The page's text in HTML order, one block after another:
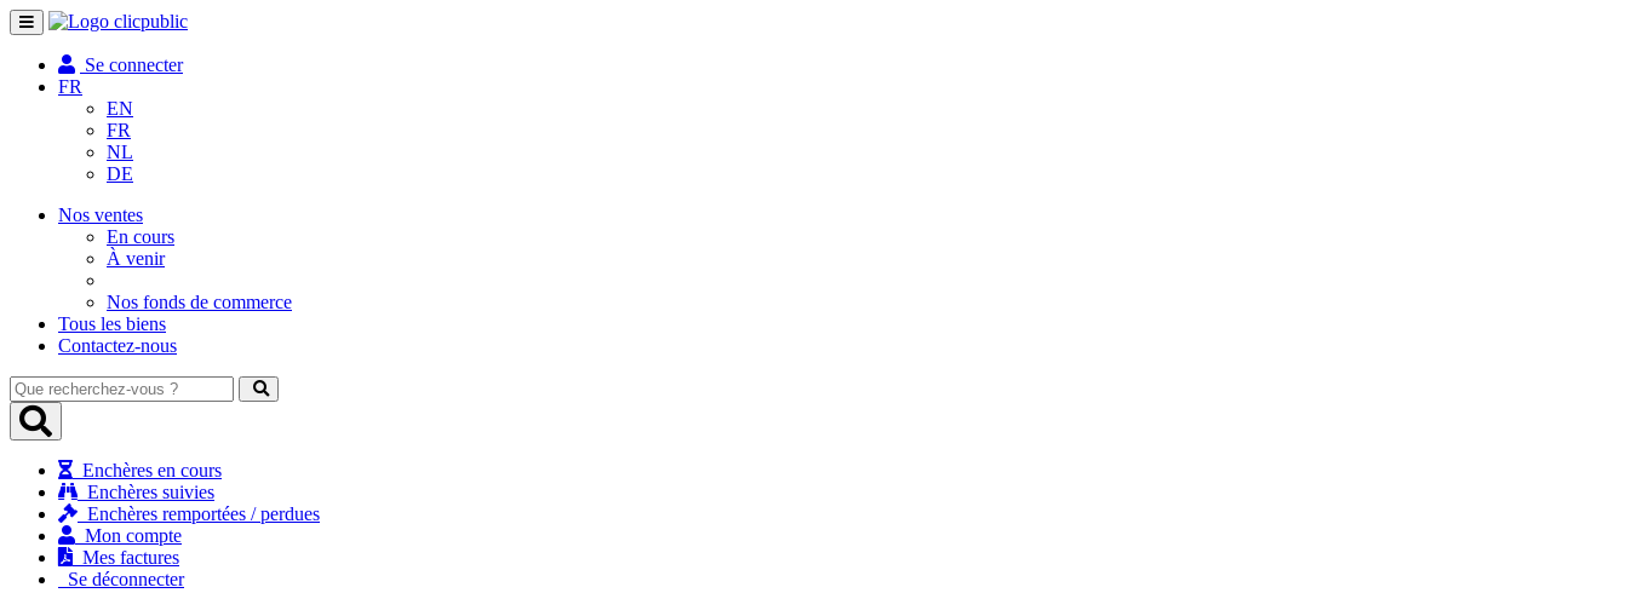
Toggle
navigation
Se connecter
FR
EN
FR
NL
DE
Nos ventes
En cours
À venir
Nos fonds de commerce
Tous les biens
Contactez-nous
Que
recherchez-
vous
Enchères en cours
Enchères suivies
Enchères remportées / perdues
Mon compte
Mes factures
Se déconnecter